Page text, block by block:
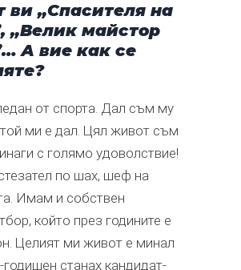
ви „Спасителя на
„Велик майстор
А вие как се
от спорта. Дал съм му
ми е дал. Цял живот съм
с голямо удоволствие!
по шах, шеф на
Имам и собствен
който през годините е
Целият ми живот е минал
годишен станах кандидат-